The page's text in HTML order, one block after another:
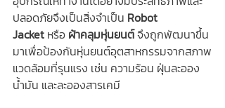
ปลอดภัยจึงเป็นสิ่งจำเป็น Robot
Jacket หรือ ผ้าคลุมหุ่นยนต์ จึงถูกพัฒนาขึ้น
มาเพื่อป้องกันหุ่นยนต์อุตสาหกรรมจากสภาพ
แวดล้อมที่รุนแรง เช่น ความร้อน ฝุ่นละออง
น้ำมัน และละอองสารเคมี